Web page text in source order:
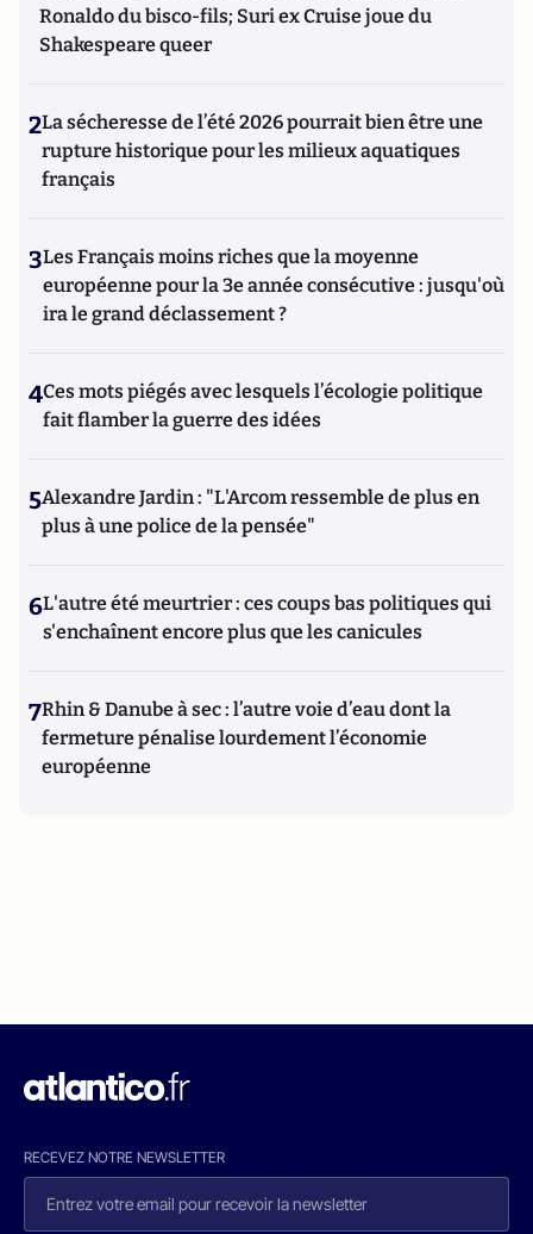
Ronaldo du bisco-fils; Suri ex Cruise joue du
Shakespeare queer
2La sécheresse de l’été 2026 pourrait bien être une
rupture historique pour les milieux aquatiques
français
3Les Français moins riches que la moyenne
européenne pour la 3e année consécutive : jusqu'où
ira le grand déclassement ?
4Ces mots piégés avec lesquels l’écologie politique
fait flamber la guerre des idées
5Alexandre Jardin : "L'Arcom ressemble de plus en
plus à une police de la pensée"
6L'autre été meurtrier : ces coups bas politiques qui
s'enchaînent encore plus que les canicules
7Rhin & Danube à sec : l’autre voie d’eau dont la
fermeture pénalise lourdement l’économie
européenne
RECEVEZ NOTRE NEWSLETTER